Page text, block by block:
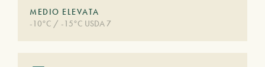
MEDIO ELEVATA
-10°C / -15°C USDA 7